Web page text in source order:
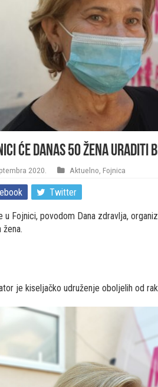
će danas 50 žena
2020. Aktuelno Fojnica
Twitter
u Fojnici, povodom Dana zdravlja,
žena.
je kiseljačko udruženje oboljelih od